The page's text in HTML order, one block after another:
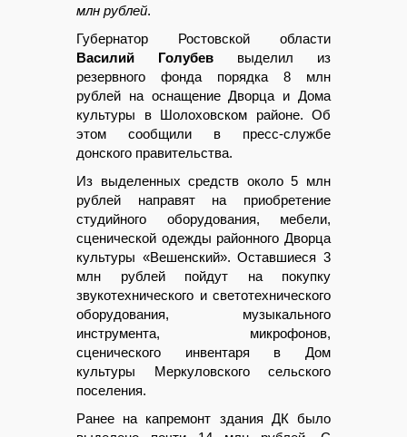
млн рублей.
Губернатор Ростовской области
Василий Голубев выделил из
резервного фонда порядка 8 млн
рублей на оснащение Дворца и Дома
культуры в Шолоховском районе. Об
этом сообщили в пресс-службе
донского правительства.
Из выделенных средств около 5 млн
рублей направят на приобретение
студийного оборудования, мебели,
сценической одежды районного Дворца
культуры «Вешенский». Оставшиеся 3
млн рублей пойдут на покупку
звукотехнического и светотехнического
оборудования, музыкального
инструмента, микрофонов,
сценического инвентаря в Дом
культуры Меркуловского сельского
поселения.
Ранее на капремонт здания ДК было